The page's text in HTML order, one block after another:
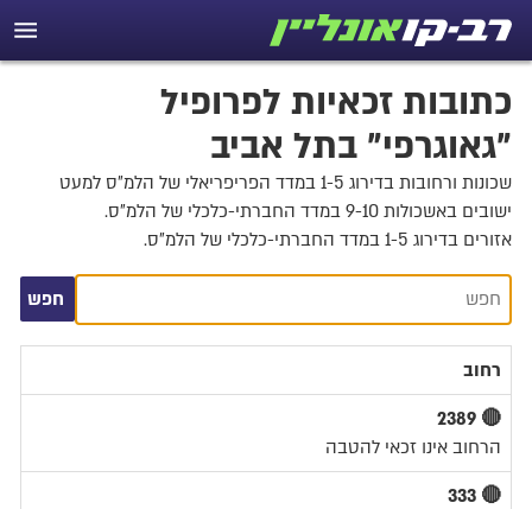
כתובות זכאיות לפרופיל
"גאוגרפי" בתל אביב
שכונות ורחובות בדירוג 1-5 במדד הפריפריאלי של הלמ"ס למעט
ישובים באשכולות 9-10 במדד החברתי-כלכלי של הלמ"ס.
אזורים בדירוג 1-5 במדד החברתי-כלכלי של הלמ"ס.
חפש חפש
רחוב
🔴 2389
הרחוב אינו זכאי להטבה
🔴 333